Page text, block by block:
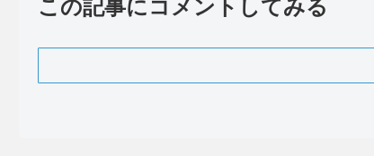
この記事にコメントしてみる